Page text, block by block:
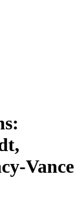
Vance